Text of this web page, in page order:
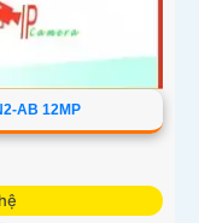
AB 12MP